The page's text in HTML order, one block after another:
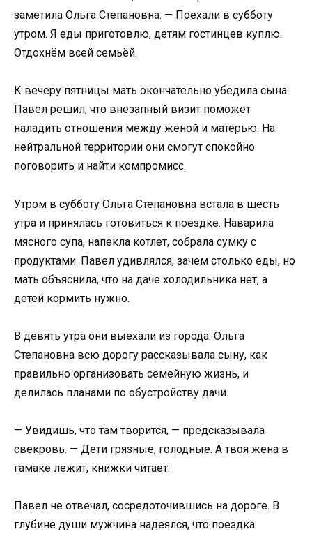
заметила Ольга Степановна. — Поехали в субботу
утром. Я еды приготовлю, детям гостинцев куплю.
Отдохнём всей семьёй.
К вечеру пятницы мать окончательно убедила сына.
Павел решил, что внезапный визит поможет
наладить отношения между женой и матерью. На
нейтральной территории они смогут спокойно
поговорить и найти компромисс.
Утром в субботу Ольга Степановна встала в шесть
утра и принялась готовиться к поездке. Наварила
мясного супа, напекла котлет, собрала сумку с
продуктами. Павел удивлялся, зачем столько еды, но
мать объяснила, что на даче холодильника нет, а
детей кормить нужно.
В девять утра они выехали из города. Ольга
Степановна всю дорогу рассказывала сыну, как
правильно организовать семейную жизнь, и
делилась планами по обустройству дачи.
— Увидишь, что там творится, — предсказывала
свекровь. — Дети грязные, голодные. А твоя жена в
гамаке лежит, книжки читает.
Павел не отвечал, сосредоточившись на дороге. В
глубине души мужчина надеялся, что поездка